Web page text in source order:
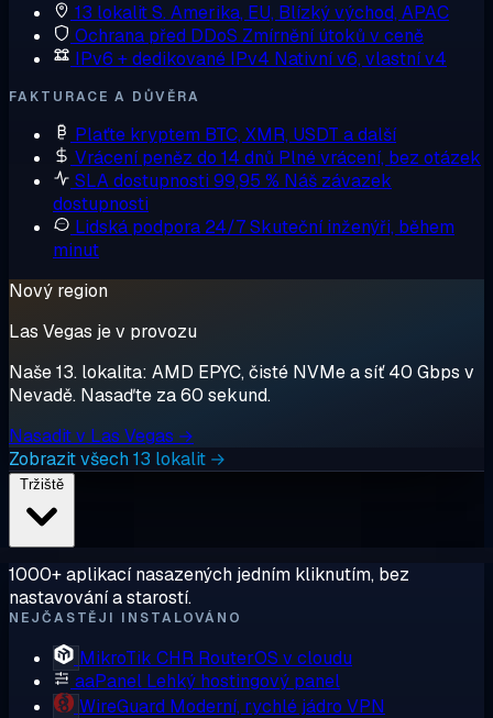
13 lokalitS. Amerika, EU, Blízký východ, APAC
Ochrana před DDoS Zmírnění útoků v ceně
IPv6 + dedikované IPv4 Nativní v6, vlastní v4
FAKTURACE A DŮVĚRA
Plaťte kryptem BTC, XMR, USDT a další
Vrácení peněz do 14 dnů Plné vrácení, bez otázek
SLA dostupnosti 99,95 % Náš závazek
dostupnosti
Lidská podpora 24/7Skuteční inženýři, během
minut
Nový region
Las Vegas je v provozu
Naše 13. lokalita: AMD EPYC, čisté NVMe a síť 40 Gbps v
Nevadě. Nasaďte za 60 sekund.
Nasadit v Las Vegas →
Zobrazit všech 13 lokalit →
1000+ aplikací nasazených jedním kliknutím, bez
nastavování a starostí.
NEJČASTĚJI INSTALOVÁNO
MikroTik CHR RouterOS v cloudu
aaPanel Lehký hostingový panel
WireGuard Moderní, rychlé jádro VPN